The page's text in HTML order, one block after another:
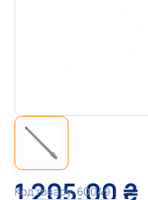
1 205,00₴
Код товару:60049